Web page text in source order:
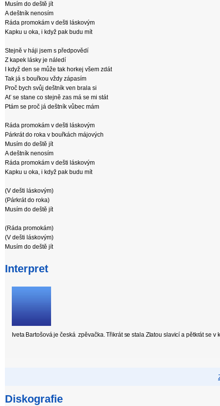
Musím do deště jít
A deštník nenosím
Ráda promokám v dešti láskovým
Kapku u oka, i když pak budu mít
Stejně v háji jsem s předpovědí
Z kapek lásky je náledí
I když den se může tak horkej všem zdát
Tak já s bouřkou vždy zápasím
Proč bych svůj deštník ven brala si
Ať se stane co stejně zas má se mi stát
Ptám se proč já deštník vůbec mám
Ráda promokám v dešti láskovým
Párkrát do roka v bouřkách májových
Musím do deště jít
A deštník nenosím
Ráda promokám v dešti láskovým
Kapku u oka, i když pak budu mít
(V dešti láskovým)
(Párkrát do roka)
Musím do deště jít
(Ráda promokám)
(V dešti láskovým)
Musím do deště jít
Interpret
Iveta Bartošová je česká zpěvačka. Třikrát se stala Zlatou slavicí a pětkrát se
Diskografie